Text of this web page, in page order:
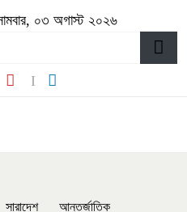
০৩ অগাস্ট ২০২৬
সারাদেশ আন্তর্জাতিক